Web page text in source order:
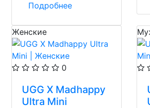
Подробнее
Женские
0
UGG X Madhappy
Ultra Mini